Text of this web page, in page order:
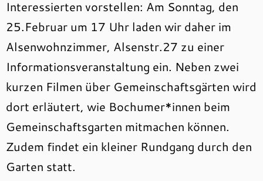
Interessierten vorstellen: Am Sonntag, den
25.Februar um 17 Uhr laden wir daher im
Alsenwohnzimmer, Alsenstr.27 zu einer
Informationsveranstaltung ein. Neben zwei
kurzen Filmen über Gemeinschaftsgärten wird
dort erläutert, wie Bochumer*innen beim
Gemeinschaftsgarten mitmachen können.
Zudem findet ein kleiner Rundgang durch den
Garten statt.